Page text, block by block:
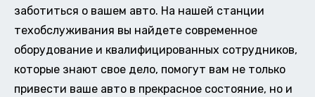
заботиться о вашем авто. На нашей станции
техобслуживания вы найдете современное
оборудование и квалифицированных сотрудников,
которые знают свое дело, помогут вам не только
привести ваше авто в прекрасное состояние, но и